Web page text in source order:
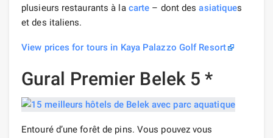
plusieurs restaurants à la carte – dont desasiatiques
et des italiens.
View prices for tours in Kaya Palazzo Golf Resort
Gural Premier Belek 5 *
Entouré d’une forêt de pins. Vous pouvez vous